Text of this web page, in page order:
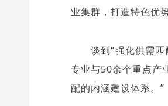
业集群，打造特色优
谈到“强化供需
专业与50余个重点产
配的内涵建设体系。”